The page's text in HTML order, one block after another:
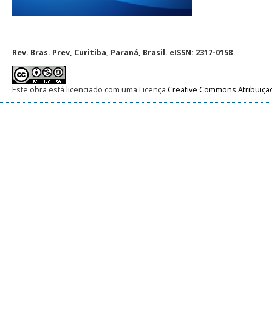
Rev. Bras. Prev, Curitiba, Paraná, Brasil. eISSN: 2317-0158
Este obra está licenciado com uma Licença Creative Commons